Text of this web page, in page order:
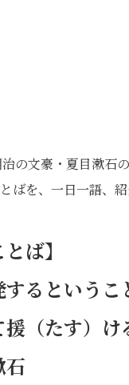
の文豪・夏目漱石
ばを、一日一語、紹
ば】
するという
（たす）け
石